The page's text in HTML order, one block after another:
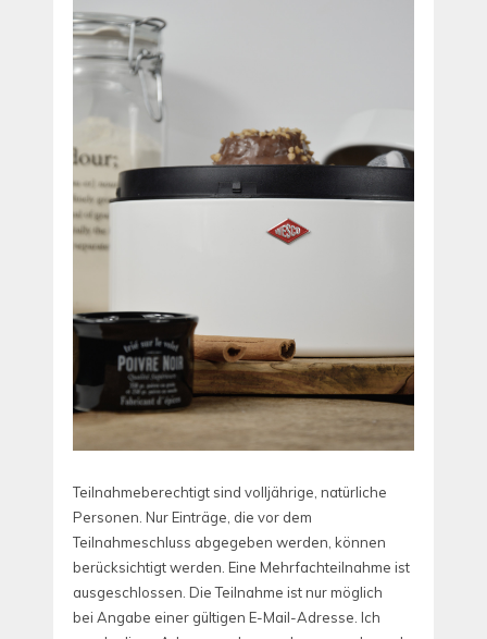
Teilnahmeberechtigt sind volljährige, natürliche
Personen. Nur Einträge, die vor dem
Teilnahmeschluss abgegeben werden, können
berücksichtigt werden. Eine Mehrfachteilnahme ist
ausgeschlossen. Die Teilnahme ist nur möglich
bei Angabe einer gültigen E-Mail-Adresse. Ich